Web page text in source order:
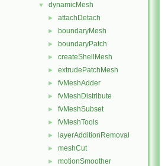
▼ dynamicMesh
► attachDetach
► boundaryMesh
► boundaryPatch
► createShellMesh
► extrudePatchMesh
► fvMeshAdder
► fvMeshDistribute
► fvMeshSubset
► fvMeshTools
► layerAdditionRemoval
► meshCut
► motionSmoother